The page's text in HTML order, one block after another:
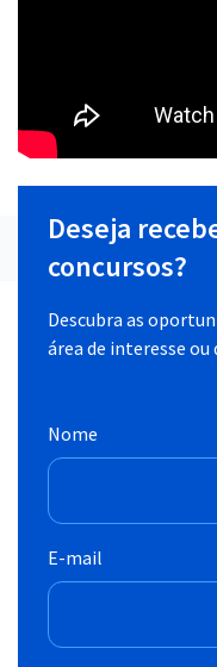
Deseja
concursos?
Descubra as
área de interesse ou
Nome
E-mail